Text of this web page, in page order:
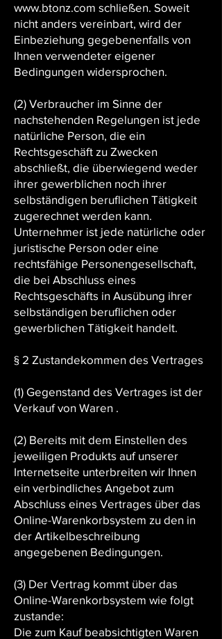
www.btonz.com schließen. Soweit
nicht anders vereinbart, wird der
Einbeziehung gegebenenfalls von
Ihnen verwendeter eigener
Bedingungen widersprochen.
(2) Verbraucher im Sinne der
nachstehenden Regelungen ist jede
natürliche Person, die ein
Rechtsgeschäft zu Zwecken
abschließt, die überwiegend weder
ihrer gewerblichen noch ihrer
selbständigen beruflichen Tätigkeit
zugerechnet werden kann.
Unternehmer ist jede natürliche oder
juristische Person oder eine
rechtsfähige Personengesellschaft,
die bei Abschluss eines
Rechtsgeschäfts in Ausübung ihrer
selbständigen beruflichen oder
gewerblichen Tätigkeit handelt.
§ 2 Zustandekommen des Vertrages
(1) Gegenstand des Vertrages ist der
Verkauf von Waren .
(2) Bereits mit dem Einstellen des
jeweiligen Produkts auf unserer
Internetseite unterbreiten wir Ihnen
ein verbindliches Angebot zum
Abschluss eines Vertrages über das
Online-Warenkorbsystem zu den in
der Artikelbeschreibung
angegebenen Bedingungen.
(3) Der Vertrag kommt über das
Online-Warenkorbsystem wie folgt
zustande:
Die zum Kauf beabsichtigten Waren